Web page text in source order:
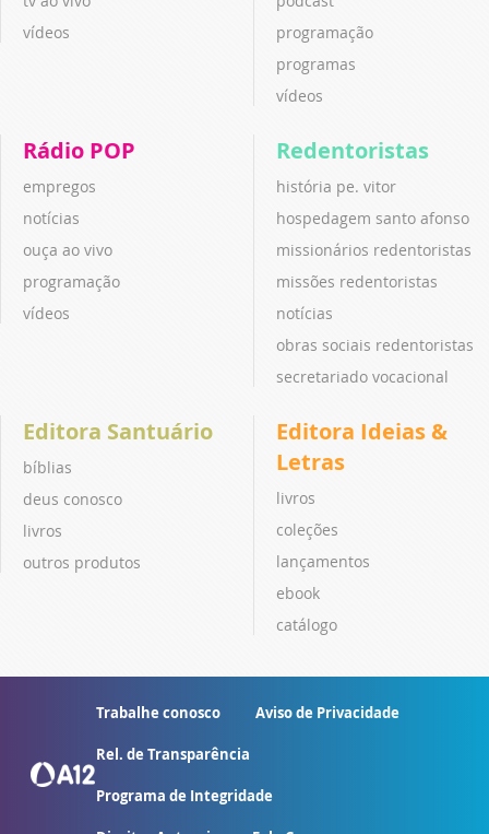
vídeos
programação
programas
vídeos
Rádio POP
empregos
notícias
ouça ao vivo
programação
vídeos
Redentoristas
história pe. vitor
hospedagem santo afonso
missionários redentoristas
missões redentoristas
notícias
obras sociais redentoristas
secretariado vocacional
Editora Santuário
bíblias
deus conosco
livros
outros produtos
Editora Ideias &
Letras
livros
coleções
lançamentos
ebook
catálogo
Trabalhe conosco Aviso de Privacidade
Rel. de Transparência
Programa de Integridade